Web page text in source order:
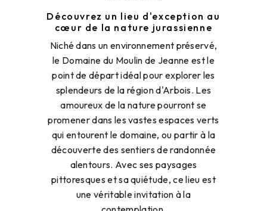
Découvrez un lieu d'exception au
cœur de la nature jurassienne
Niché dans un environnement préservé,
le Domaine du Moulin de Jeanne est le
point de départ idéal pour explorer les
splendeurs de la région d'Arbois. Les
amoureux de la nature pourront se
promener dans les vastes espaces verts
qui entourent le domaine, ou partir à la
découverte des sentiers de randonnée
alentours. Avec ses paysages
pittoresques et sa quiétude, ce lieu est
une véritable invitation à la